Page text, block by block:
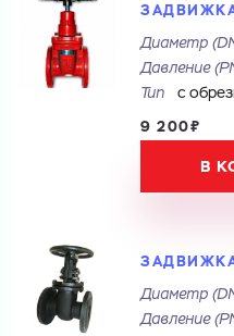
Диаметр
Давление
Тип
с
9 200₽
В
Диаметр
Давление